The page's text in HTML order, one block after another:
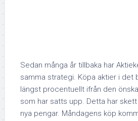
Sedan många år tillbaka har
samma strategi. Köpa aktier i det
längst procentuellt ifrån den
som har satts upp. Detta har
nya pengar. Måndagens köp